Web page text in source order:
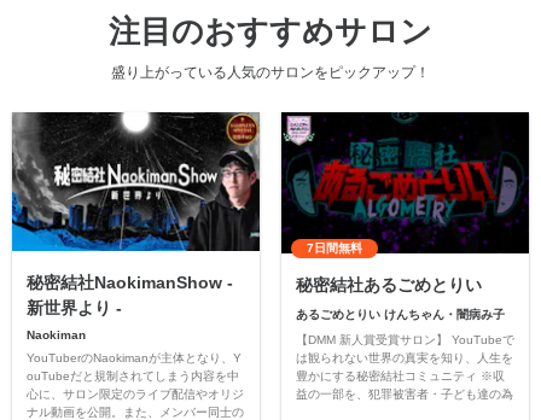
注目のおすすめサロン
盛り上がっている人気のサロンをピックアップ！
秘密結社NaokimanShow -
新世界より -
Naokiman
YouTuberのNaokimanが主体となり、Y
ouTubeだと規制されてしまう内容を中
心に、サロン限定のライブ配信やオリジ
ナル動画を公開。また、メンバー同士の
7日間無料
秘密結社あるごめとりい
あるごめとりい けんちゃん・闇病み子
【DMM 新人賞受賞サロン】 YouTubeで
は観られない世界の真実を知り、人生を
豊かにする秘密結社コミュニティ ※収
益の一部を、犯罪被害者・子ども達の為